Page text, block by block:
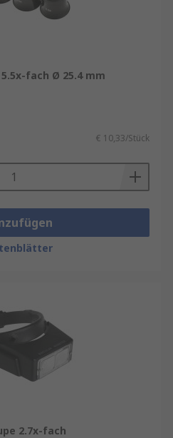
5.5x-fach Ø 25.4 mm
€ 10,33/Stück
2.7x-fach